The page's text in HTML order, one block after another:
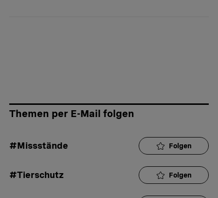
Themen per E-Mail folgen
#Missstände Folgen
#Tierschutz Folgen